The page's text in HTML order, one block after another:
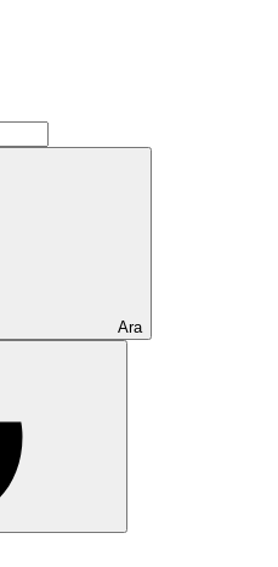
Ara